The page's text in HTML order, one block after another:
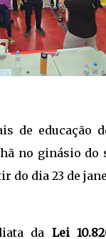
de educação
no ginásio do
dia 23 de
da Lei